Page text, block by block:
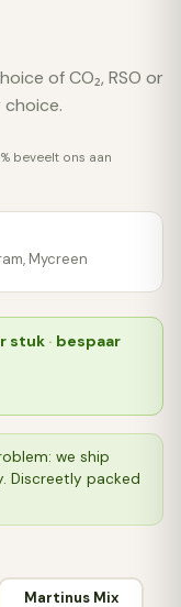
of CO₂, RSO or
beveelt ons aan
Mycreen
stuk · bespaar
we ship
Discreetly packed
Martinus Mix